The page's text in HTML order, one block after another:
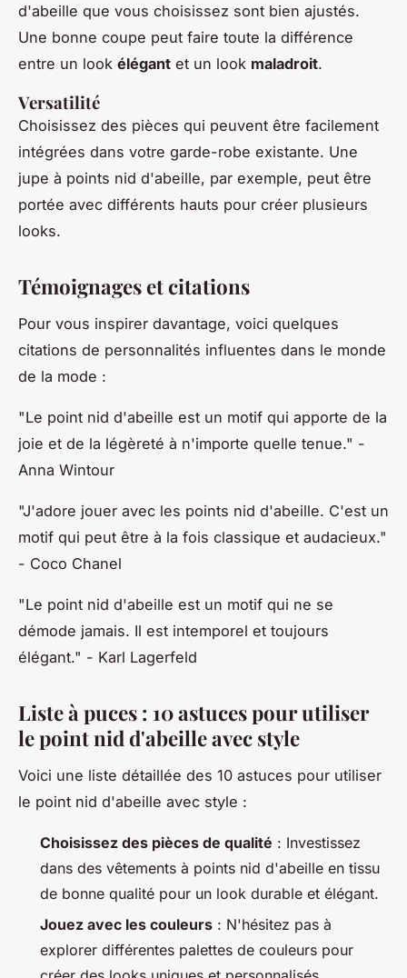
d'abeille que vous choisissez sont bien ajustés.
Une bonne coupe peut faire toute la différence
entre un look élégant et un look maladroit.
Versatilité
Choisissez des pièces qui peuvent être facilement
intégrées dans votre garde-robe existante. Une
jupe à points nid d'abeille, par exemple, peut être
portée avec différents hauts pour créer plusieurs
looks.
Témoignages et citations
Pour vous inspirer davantage, voici quelques
citations de personnalités influentes dans le monde
de la mode :
"Le point nid d'abeille est un motif qui apporte de la
joie et de la légèreté à n'importe quelle tenue." -
Anna Wintour
"J'adore jouer avec les points nid d'abeille. C'est un
motif qui peut être à la fois classique et audacieux."
- Coco Chanel
"Le point nid d'abeille est un motif qui ne se
démode jamais. Il est intemporel et toujours
élégant." - Karl Lagerfeld
Liste à puces : 10 astuces pour utiliser
le point nid d'abeille avec style
Voici une liste détaillée des 10 astuces pour utiliser
le point nid d'abeille avec style :
Choisissez des pièces de qualité : Investissez
dans des vêtements à points nid d'abeille en tissu
de bonne qualité pour un look durable et élégant.
Jouez avec les couleurs : N'hésitez pas à
explorer différentes palettes de couleurs pour